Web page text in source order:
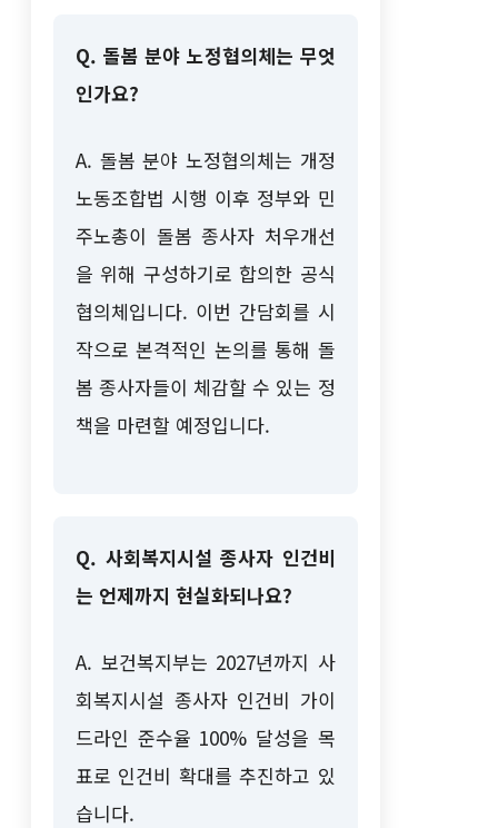
Q. 돌봄 분야 노정협의체는 무엇
인가요?
A. 돌봄 분야 노정협의체는 개정
노동조합법 시행 이후 정부와 민
주노총이 돌봄 종사자 처우개선
을 위해 구성하기로 합의한 공식
협의체입니다. 이번 간담회를 시
작으로 본격적인 논의를 통해 돌
봄 종사자들이 체감할 수 있는 정
책을 마련할 예정입니다.
Q. 사회복지시설 종사자 인건비
는 언제까지 현실화되나요?
A. 보건복지부는 2027년까지 사
회복지시설 종사자 인건비 가이
드라인 준수율 100% 달성을 목
표로 인건비 확대를 추진하고 있
습니다.